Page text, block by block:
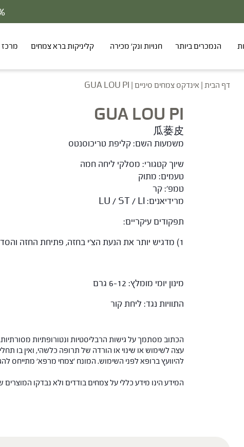
20% -
הנמכרים ביותר חנויות ונק' מכירה קליניקות ברא צמחים
דף הבית | אינדקס צמחים סיניים |
GUA LOU PI
GUA LOU PI
瓜蒌皮
משמעות השם: קליפת טריכוסנטס
שיוך קטגורי: מסלקי ליחה חמה
טעמים: מתוק
טמפ': קר
מרידיאנים: LU / ST / LI
תפקודים עיקריים:
1) מדגיש יותר את הנעת הצ'י בחזה, פתיחת החזה והסדרת הצ'י. מתאים לשיעול עם ליחת חום קשה להוצאה, המלווה ביובש.
מינון יומי מומלץ: 6-12 גרם
התוויות נגד: ליחת קור
הכתוב מסתמך על גישות הרבליסטיות ונטורופתיות
עצה לשימוש או שינוי או הורדה של תרופה כלשהי, ואין בו
להיוועץ ברופא לפני השימוש. המונח 'צמחי מרפא' מתייחס
המידע הינו מידע כללי על צמחים בודדים ולא נבדקו